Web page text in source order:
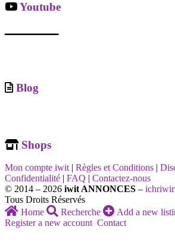
Youtube
ـــــــــــــــ
Blog
Shops
Mon compte iwit | Règles et Conditions |
Confidentialité | FAQ | Contactez-nous
© 2014 – 2026 iwit ANNONCES –
Tous Droits Réservés
Home
Recherche Add a new
Register a new account Contact